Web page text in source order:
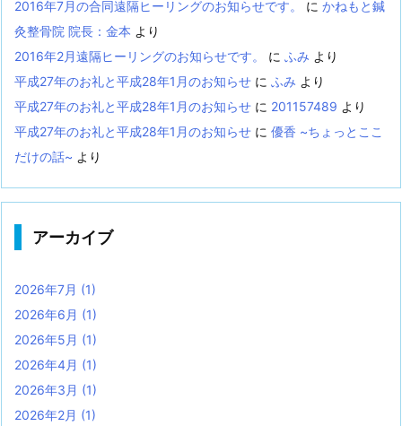
2016年7月の合同遠隔ヒーリングのお知らせです。 に かねもと鍼
灸整骨院 院長：金本 より
2016年2月遠隔ヒーリングのお知らせです。
に ふみ より
平成27年のお礼と平成28年1月のお知らせ に ふみ より
平成27年のお礼と平成28年1月のお知らせ に 201157489 より
平成27年のお礼と平成28年1月のお知らせ に 優香 ~ちょっとここ
だけの話~ より
アーカイブ
2026年7月 (1)
2026年6月 (1)
2026年5月 (1)
2026年4月 (1)
2026年3月 (1)
2026年2月 (1)